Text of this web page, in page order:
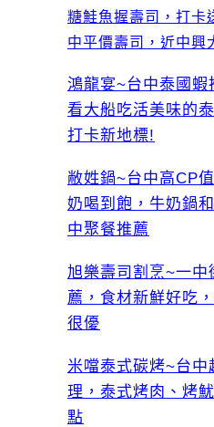
糖鮭魚握壽司，打卡
中平價壽司，近中興
鴻龍宴~台中泰國蝦
看大船吃活美味的
打卡新地標!
敝姓鍋~台中高CP
奶喝到飽，牛奶鍋
中聚餐推薦
旭樂壽司割烹~一中
薦，食材新鮮好吃
很優
米噹泰式碳烤~台
理，泰式烤肉、烤
點